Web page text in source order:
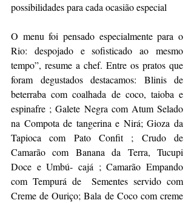
possibilidades para cada ocasião especial
O menu foi pensado especialmente para o
Rio: despojado e sofisticado ao mesmo
tempo”, resume a chef. Entre os pratos que
foram degustados destacamos: Blinis de
beterraba com coalhada de coco, taioba e
espinafre ; Galete Negra com Atum Selado
na Compota de tangerina e Nirá; Gioza da
Tapioca com Pato Confit ; Crudo de
Camarão com Banana da Terra, Tucupi
Doce e Umbú- cajá ; Camarão Empando
com Tempurá de  Sementes servido com
Creme de Ouriço; Bala de Coco com creme